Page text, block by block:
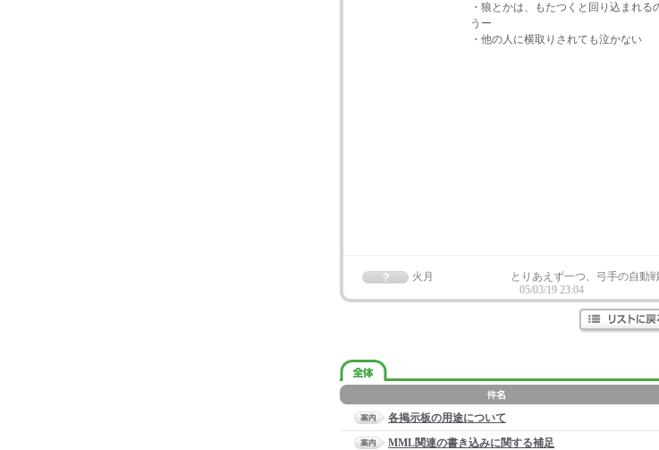
・狼とかは、もたつくと回り込まれ
うー
・他の人に横取りされても泣かない
火月
とりあえず一つ、弓手の自動
05/03/19 23:04
各掲示板の用途について
MML関連の書き込みに関する補足